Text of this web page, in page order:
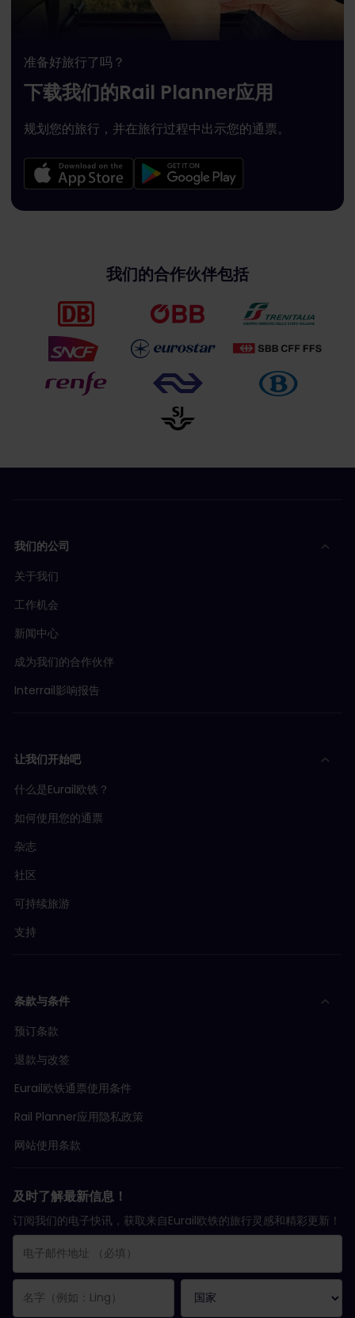
准备好旅行了吗？
下载我们的Rail Planner应用
规划您的旅行，并在旅行过程中出示您的通票。
我们的合作伙伴包括
我们的公司
关于我们
工作机会
新闻中心
成为我们的合作伙伴
Interrail影响报告
让我们开始吧
什么是Eurail欧铁？
如何使用您的通票
杂志
社区
可持续旅游
支持
条款与条件
预订条款
退款与改签
Eurail欧铁通票使用条件
Rail Planner应用隐私政策
网站使用条款
及时了解最新信息！
订阅我们的电子快讯，获取来自Eurail欧铁的旅行灵感和精彩更新！